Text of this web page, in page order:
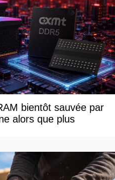
bientôt sauvée par
alors que plus